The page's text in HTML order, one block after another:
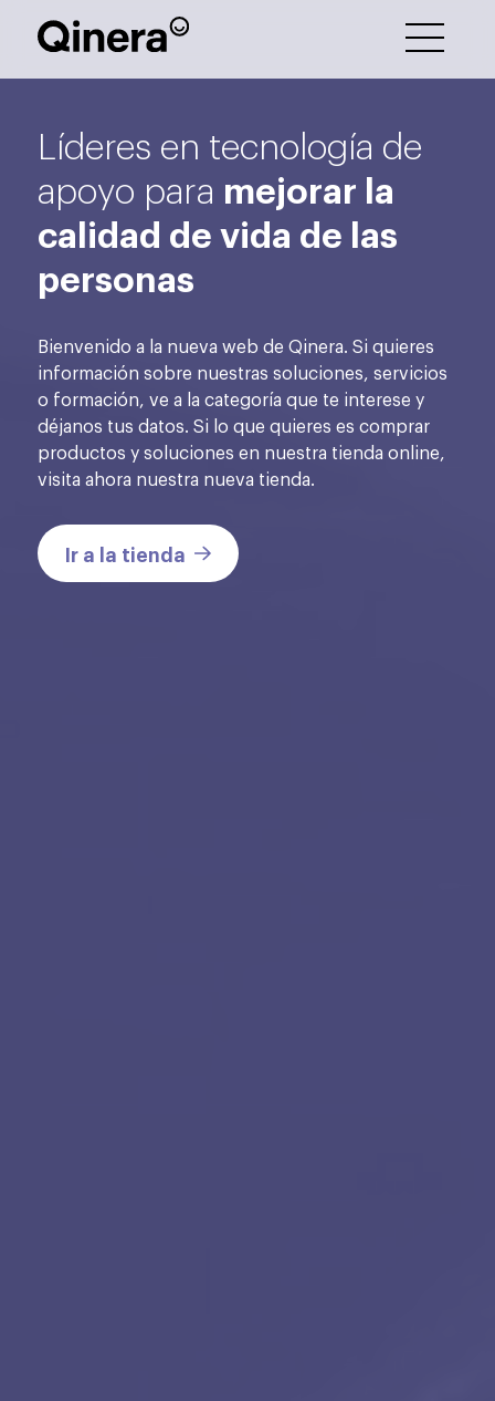
Líderes en tecnología de
apoyo para mejorar la
calidad de vida de las
personas
Bienvenido a la nueva web de Qinera. Si quieres
información sobre nuestras soluciones, servicios
o formación, ve a la categoría que te interese y
déjanos tus datos. Si lo que quieres es comprar
productos y soluciones en nuestra tienda online,
visita ahora nuestra nueva tienda.
Ir a la tienda